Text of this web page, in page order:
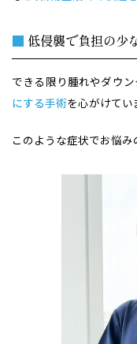
■ 低侵襲で負担の少
できる限り腫れやダウン
にする手術を心がけてい
このような症状でお悩み